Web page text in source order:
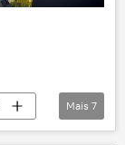
Mais 7